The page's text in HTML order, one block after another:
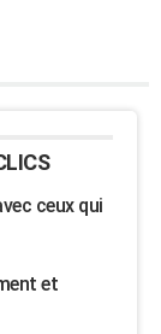
ceux qui
et